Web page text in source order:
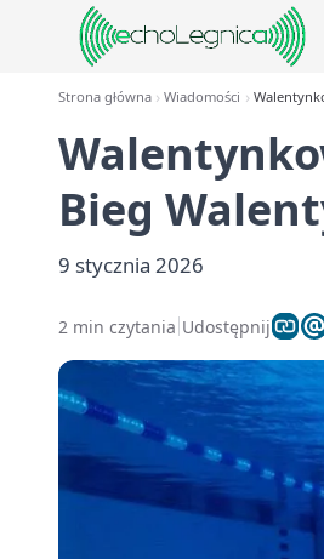
Strona główna Wiadomości
Bieg
9 stycznia 2026
2 min czytania Udostępnij